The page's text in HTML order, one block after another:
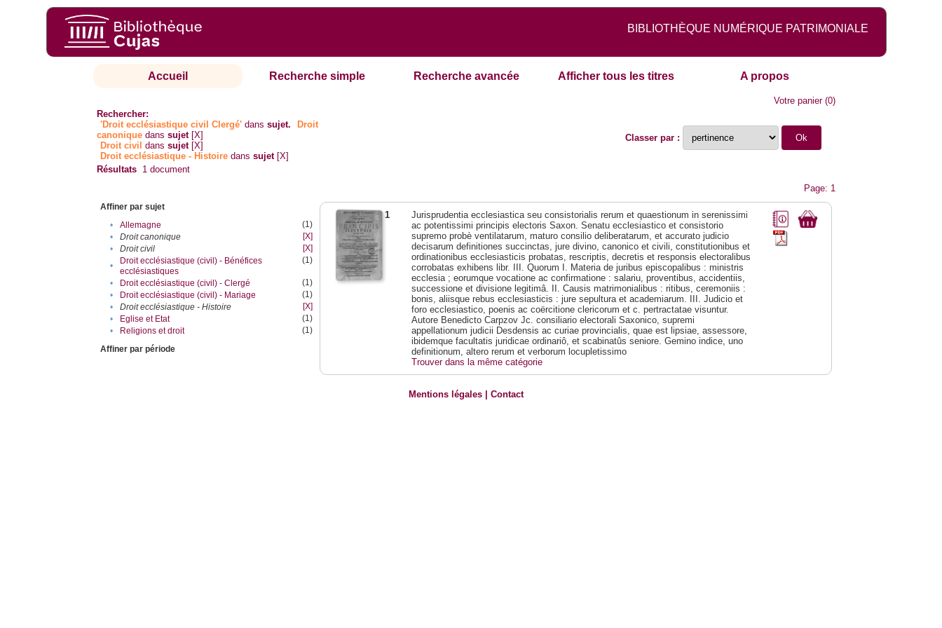
BIBLIOTHÈQUE NUMÉRIQUE PATRIMONIALE
Accueil Recherche simple Recherche avancée Afficher tous les titres A propos
Votre panier(0)
Rechercher:
'Droit ecclésiastique civil Clergé' danssujet.
Droit
canonique danssujet [X]
Droit civil danssujet [X]
Droit ecclésiastique - Histoire danssujet [X]
Classer par :
Résultats 1 document
Page: 1
Affiner par sujet
•
Allemagne
(1)
•
Droit canonique
[X]
•
Droit civil
[X]
•
Droit ecclésiastique (civil) - Bénéfices
ecclésiastiques
(1)
• Droit ecclésiastique (civil) - Clergé
(1)
•
Droit ecclésiastique (civil) - Mariage
(1)
•
Droit ecclésiastique - Histoire
[X]
•
Eglise et Etat
(1)
•
Religions et droit
(1)
Affiner par période
1
Jurisprudentia ecclesiastica seu consistorialis rerum et quaestionum in serenissimi
ac potentissimi principis electoris Saxon. Senatu ecclesiastico et consistorio
supremo probè ventilatarum, maturo consilio deliberatarum, et accurato judicio
decisarum definitiones succinctas, jure divino, canonico et civili, constitutionibus et
ordinationibus ecclesiasticis probatas, rescriptis, decretis et responsis electoralibus
corrobatas exhibens libr. III. Quorum I. Materia de juribus episcopalibus : ministris
ecclesia ; eorumque vocatione ac confirmatione : salariu, proventibus, accidentiis,
successione et divisione legitimâ. II. Causis matrimonialibus : ritibus, ceremoniis :
bonis, aliisque rebus ecclesiasticis : jure sepultura et academiarum. III. Judicio et
foro ecclesiastico, poenis ac coërcitione clericorum et c. pertractatae visuntur.
Autore Benedicto Carpzov Jc. consiliario electorali Saxonico, supremi
appellationum judicii Desdensis ac curiae provincialis, quae est lipsiae, assessore,
ibidemque facultatis juridicae ordinariô, et scabinatûs seniore. Gemino indice, uno
definitionum, altero rerum et verborum locupletissimo
Trouver dans la même catégorie
Mentions légales |Contact